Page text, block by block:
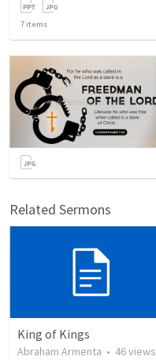
7 items
Related Sermons
King of Kings
Abraham Armenta • 46views